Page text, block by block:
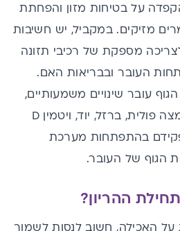
על בטיחות מזון והפחתת
מזיקים. במקביל, יש חשיבות
מספקת של רכיבי תזונה
העובר ובבריאות האם.
עובר שינויים משמעותיים,
פולית
, ברזל, יוד, ויטמין D
בהתפתחות מערכת
הגוף של העובר.
ההריון?
האכילה, חשוב לנסות לשמור